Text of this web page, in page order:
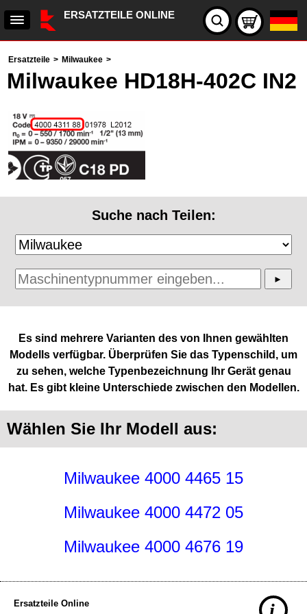
ERSATZTEILE ONLINE
Ersatzteile > Milwaukee >
Milwaukee HD18H-402C IN2
Suche nach Teilen:
Es sind mehrere Varianten des von Ihnen gewählten
Modells verfügbar. Überprüfen Sie das Typenschild, um
zu sehen, welche Typenbezeichnung Ihr Gerät genau
hat. Es gibt kleine Unterschiede zwischen den Modellen.
Wählen Sie Ihr Modell aus:
Milwaukee 4000 4465 15
Milwaukee 4000 4472 05
Milwaukee 4000 4676 19
Ersatzteile Online